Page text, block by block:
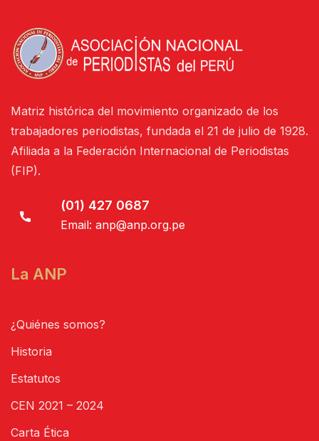
Matriz histórica del movimiento organizado de los
trabajadores periodistas, fundada el 21 de julio de 1928.
Afiliada a la Federación Internacional de Periodistas
(FIP).
(01) 427 0687
Email: anp@anp.org.pe
La ANP
¿Quiénes somos?
Historia
Estatutos
CEN 2021 – 2024
Carta Ética